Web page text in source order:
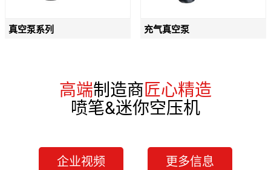
真空泵系列 充气真空泵
高端制造商匠心精造
喷笔&迷你空压机
企业视频 更多信息